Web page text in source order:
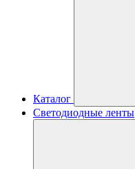
Каталог
Светодиодные ленты